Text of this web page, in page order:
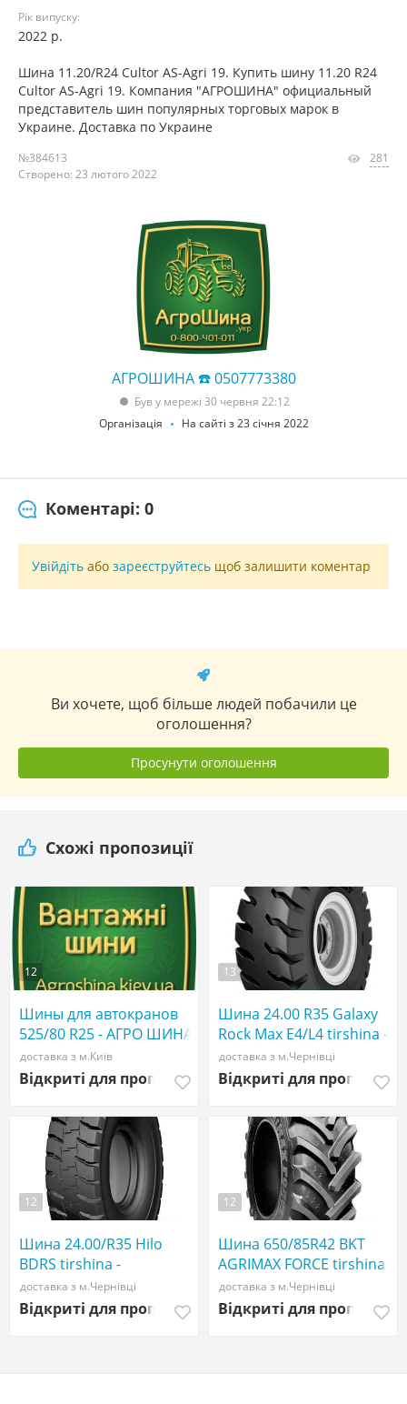
Рік випуску:
2022 р.
Шина 11.20/R24 Cultor AS-Agri 19. Купить шину 11.20 R24
Cultor AS-Agri 19. Компания "АГРОШИНА" официальный
представитель шин популярных торговых марок в
Украине. Доставка по Украине
№384613
Створено: 23 лютого 2022
281
АГРОШИНА ☎️ 0507773380
Був у мережі 30 червня 22:12
Організація
На сайті з 23 січня 2022
Коментарі: 0
Увійдіть або зареєструйтесь щоб залишити коментар
Ви хочете, щоб більше людей побачили це
оголошення?
Просунути оголошення
Схожі пропозиції
12
Шины для автокранов
525/80 R25 - АГРО ШИНА
☎️ 0507773380
доставка з м.Київ
Відкриті для пропозицій
13
Шина 24.00 R35 Galaxy
Rock Max E4/L4 tirshina -
АГРОШИНА ☎️
0507773380
доставка з м.Чернівці
Відкриті для
12
Шина 24.00/R35 Hilo
BDRS tirshina -
АГРОШИНА ☎️
0507773380
доставка з м.Чернівці
Відкриті для пропозицій
12
Шина 650/85R42 BKT
AGRIMAX FORCE tirshina -
АГРОШИНА ☎️
0507773380
доставка з м.Чернівці
Відкриті для